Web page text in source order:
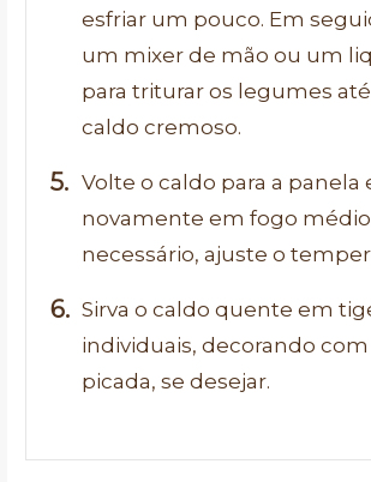
esfriar um pouco. Em
um mixer de mão ou um
para triturar os legumes
caldo cremoso.
Volte o caldo para a panela
novamente em fogo
necessário, ajuste o
Sirva o caldo quente em
individuais, decorando com
picada, se desejar.